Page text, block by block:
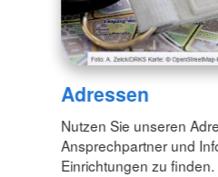
Adressen
Nutzen Sie unseren
Ansprechpartner und
Einrichtungen zu finden.